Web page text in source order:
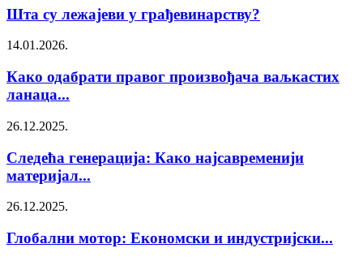
Шта су лежајеви у грађевинарству?
14.01.2026.
Како одабрати правог произвођача ваљкастих
ланаца...
26.12.2025.
Следећа генерација: Како најсавременији
материјал...
26.12.2025.
Глобални мотор: Економски и индустријски...